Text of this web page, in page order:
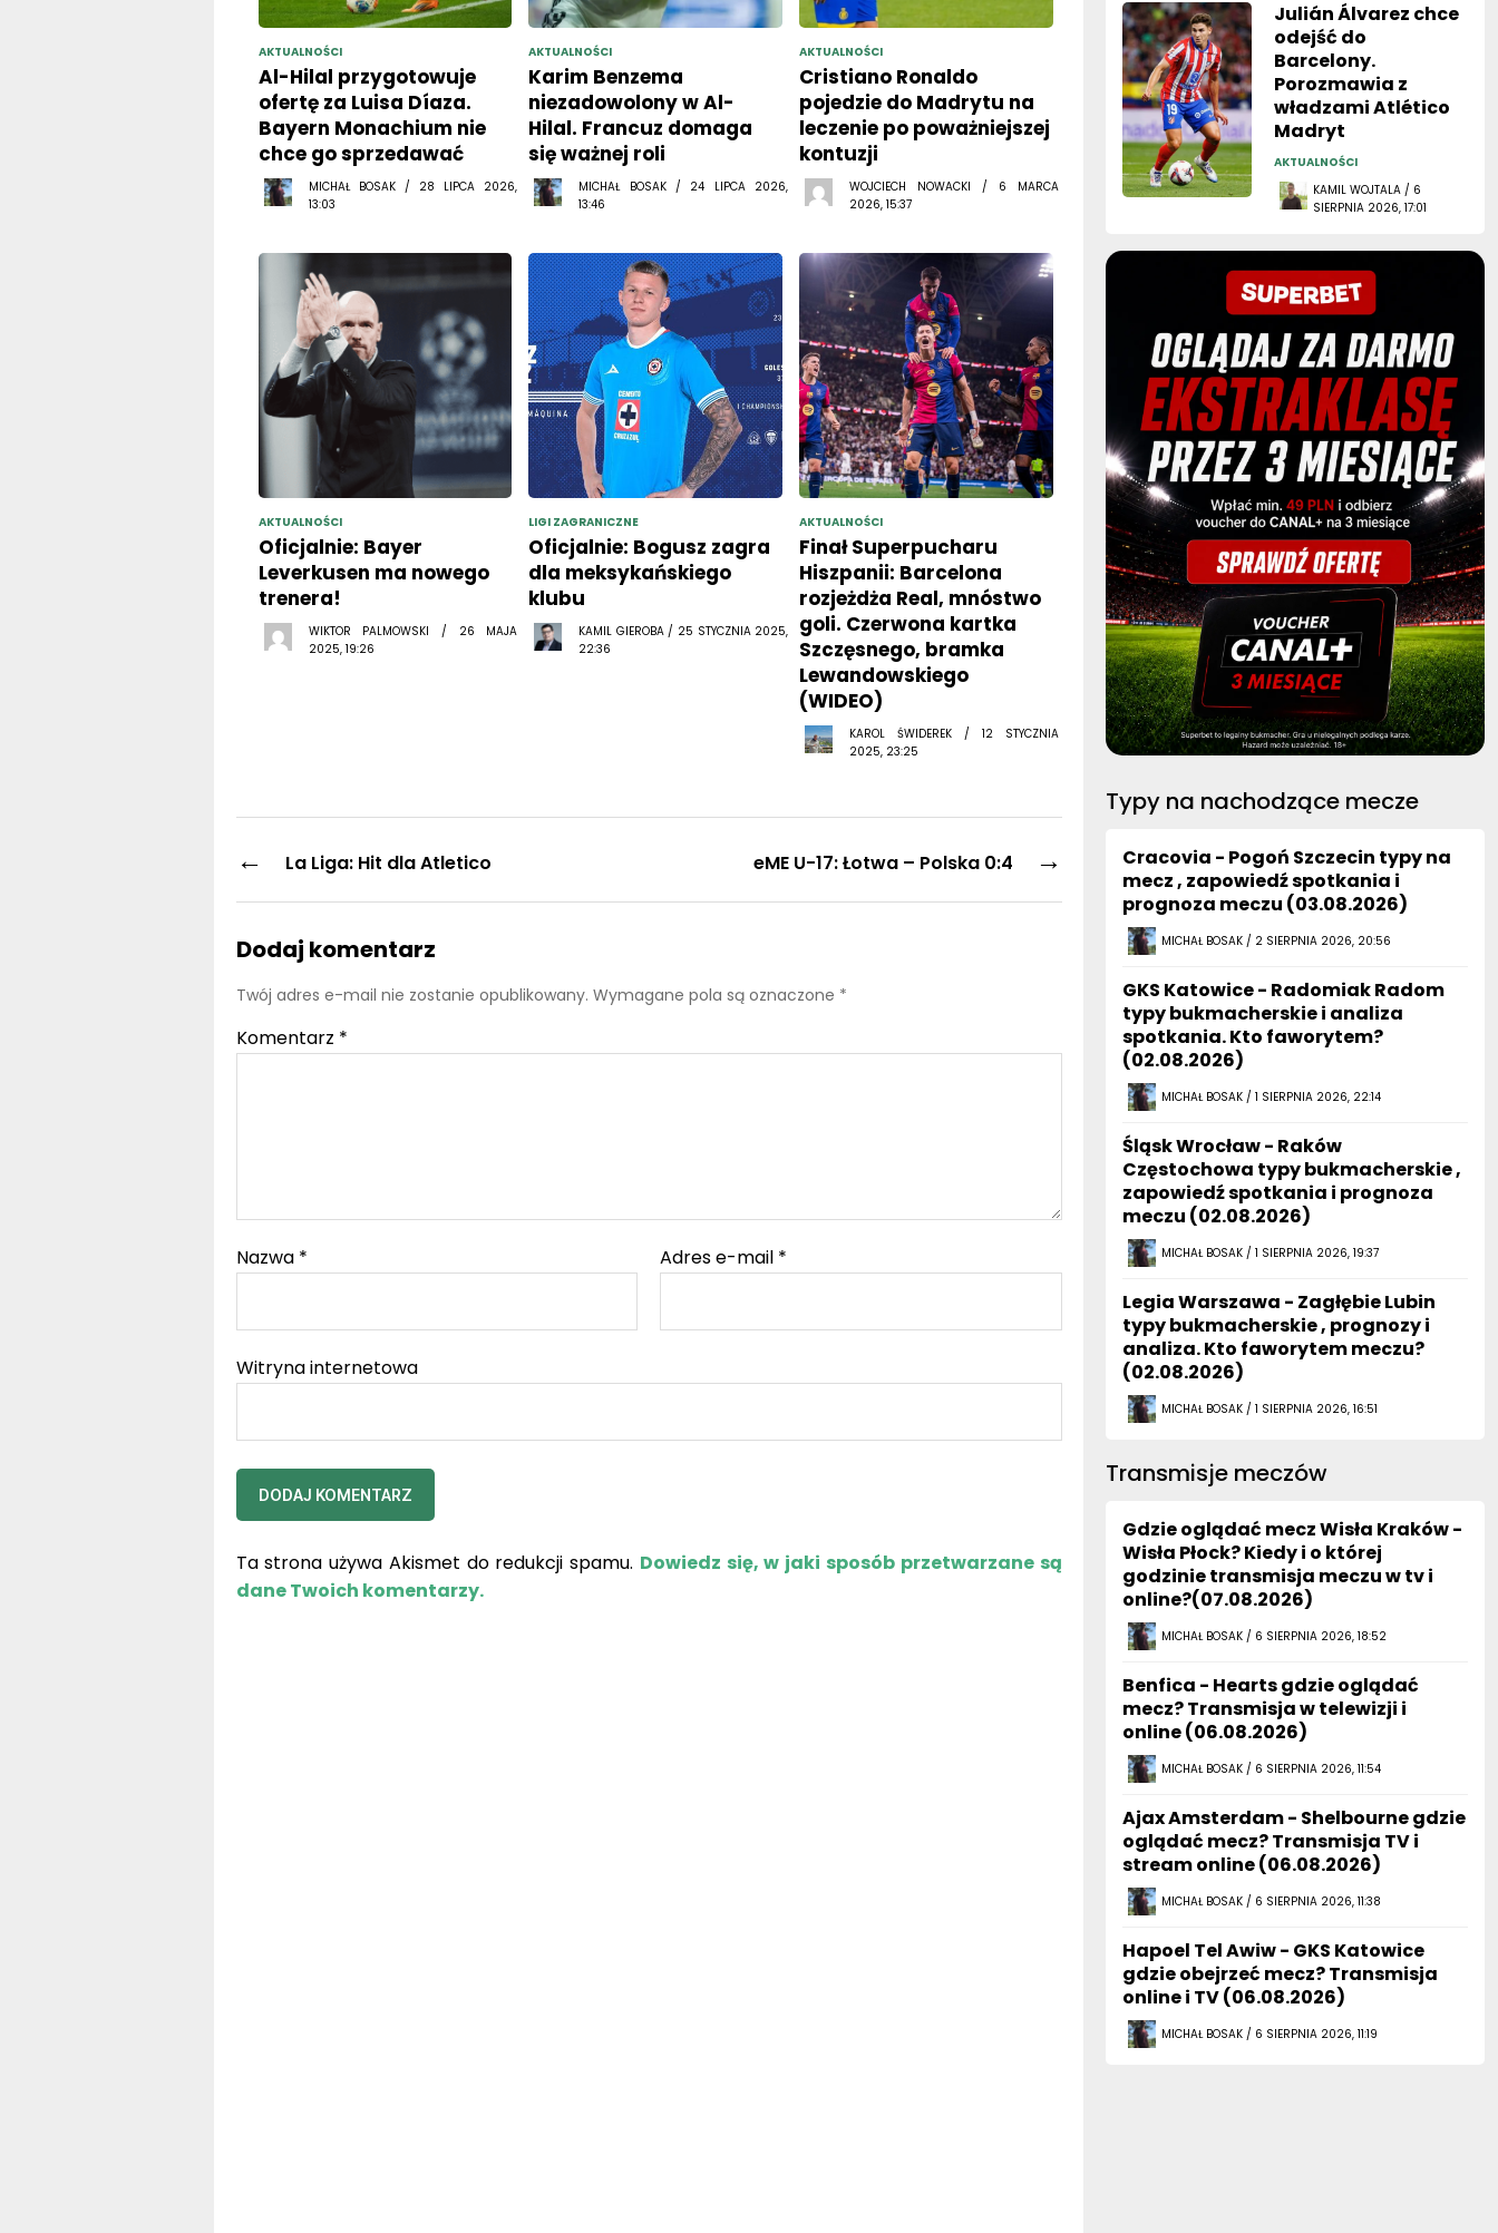
AKTUALNOŚCI
Al-Hilal przygotowuje
ofertę za Luisa Díaza.
Bayern Monachium nie
chce go sprzedawać
MICHAŁ BOSAK / 28 LIPCA 2026,
13:03
AKTUALNOŚCI
Karim Benzema
niezadowolony w Al-
Hilal. Francuz domaga
się ważnej roli
MICHAŁ BOSAK / 24 LIPCA 2026,
13:46
AKTUALNOŚCI
Cristiano Ronaldo
pojedzie do Madrytu na
leczenie po poważniejszej
kontuzji
WOJCIECH NOWACKI / 6 MARCA
2026, 15:37
AKTUALNOŚCI
Oficjalnie: Bayer
Leverkusen ma nowego
trenera!
WIKTOR PALMOWSKI / 26 MAJA
2025, 19:26
LIGI ZAGRANICZNE
Oficjalnie: Bogusz zagra
dla meksykańskiego
klubu
KAMIL GIEROBA / 25 STYCZNIA 2025,
22:36
AKTUALNOŚCI
Finał Superpucharu
Hiszpanii: Barcelona
rozjeżdża Real, mnóstwo
goli. Czerwona kartka
Szczęsnego, bramka
Lewandowskiego
(WIDEO)
KAROL ŚWIDEREK / 12 STYCZNIA
2025, 23:25
← La Liga: Hit dla Atletico →
eME U-17: Łotwa – Polska 0:4
Dodaj komentarz
Twój adres e-mail nie zostanie opublikowany. Wymagane pola są oznaczone *
Komentarz *
Nazwa * Adres e-mail *
Witryna internetowa
Ta strona używa Akismet do redukcji spamu. Dowiedz się, w jaki sposób przetwarzane są
dane Twoich komentarzy.
Julián Álvarez chce
odejść do
Barcelony.
Porozmawia z
władzami Atlético
Madryt
AKTUALNOŚCI
KAMIL WOJTALA / 6
SIERPNIA 2026, 17:01
Typy na nachodzące mecze
Cracovia - Pogoń Szczecin typy na
mecz , zapowiedź spotkania i
prognoza meczu (03.08.2026)
MICHAŁ BOSAK / 2 SIERPNIA 2026, 20:56
GKS Katowice - Radomiak Radom
typy bukmacherskie i analiza
spotkania. Kto faworytem?
(02.08.2026)
MICHAŁ BOSAK / 1 SIERPNIA 2026, 22:14
Śląsk Wrocław - Raków
Częstochowa typy bukmacherskie ,
zapowiedź spotkania i prognoza
meczu (02.08.2026)
MICHAŁ BOSAK / 1 SIERPNIA 2026, 19:37
Legia Warszawa - Zagłębie Lubin
typy bukmacherskie , prognozy i
analiza. Kto faworytem meczu?
(02.08.2026)
MICHAŁ BOSAK / 1 SIERPNIA 2026, 16:51
Transmisje meczów
Gdzie oglądać mecz Wisła Kraków -
Wisła Płock? Kiedy i o której
godzinie transmisja meczu w tv i
online?(07.08.2026)
MICHAŁ BOSAK / 6 SIERPNIA 2026, 18:52
Benfica - Hearts gdzie oglądać
mecz? Transmisja w telewizji i
online (06.08.2026)
MICHAŁ BOSAK / 6 SIERPNIA 2026, 11:54
Ajax Amsterdam - Shelbourne gdzie
oglądać mecz? Transmisja TV i
stream online (06.08.2026)
MICHAŁ BOSAK / 6 SIERPNIA 2026, 11:38
Hapoel Tel Awiw - GKS Katowice
gdzie obejrzeć mecz? Transmisja
online i TV (06.08.2026)
MICHAŁ BOSAK / 6 SIERPNIA 2026, 11:19